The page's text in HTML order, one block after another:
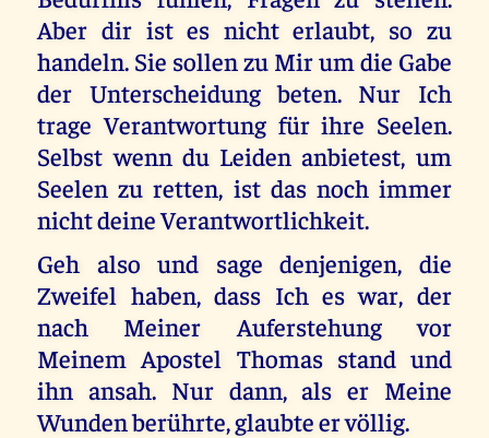
Aber dir ist es nicht erlaubt, so zu
handeln. Sie sollen zu Mir um die Gabe
der Unterscheidung beten. Nur Ich
trage Verantwortung für ihre Seelen.
Selbst wenn du Leiden anbietest, um
Seelen zu retten, ist das noch immer
nicht deine Verantwortlichkeit.
Geh also und sage denjenigen, die
Zweifel haben, dass Ich es war, der
nach Meiner Auferstehung vor
Meinem Apostel Thomas stand und
ihn ansah. Nur dann, als er Meine
Wunden berührte, glaubte er völlig.